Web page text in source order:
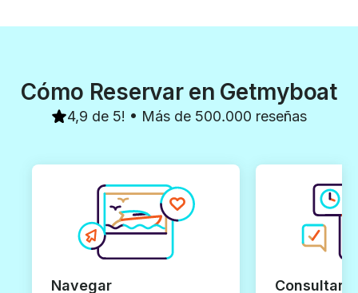
Cómo Reservar en Getmyboat
4,9 de 5! • Más de 500.000 reseñas
Navegar Consultar